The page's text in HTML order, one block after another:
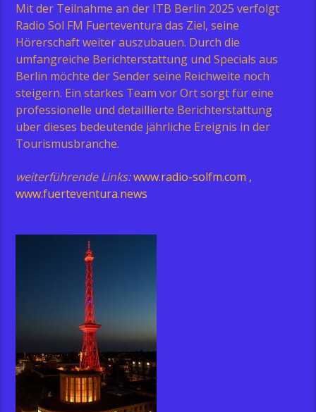
Mit der Teilnahme an der ITB Berlin 2025 verfolgt
Radio Sol FM Fuerteventura das Ziel, seine
Hörerschaft weiter auszubauen. Durch die
umfangreiche Berichterstattung und Specials aus
Berlin möchte der Sender seine Reichweite noch
steigern. Ein starkes Team vor Ort sorgt für eine
professionelle und detaillierte Berichterstattung
über dieses bedeutende jährliche Ereignis in der
Tourismusbranche.
weiterführende Links:www.radio-solfm.com ,
www.fuerteventura.news